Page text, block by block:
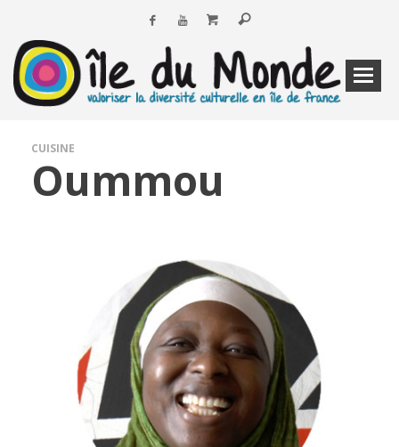
CUISINE
Oummou